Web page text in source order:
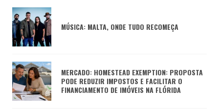
MÚSICA: MALTA, ONDE TUDO RECOMEÇA
MERCADO: HOMESTEAD EXEMPTION: PROPOSTA
PODE REDUZIR IMPOSTOS E FACILITAR O
FINANCIAMENTO DE IMÓVEIS NA FLÓRIDA